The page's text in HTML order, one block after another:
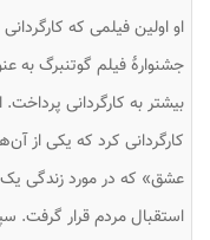
او اولین فیلمی که
جشنوارهٔ فیلم گوتنبرگ به
بیشتر به کارگردانی
کارگردانی کرد که یکی از
عشق» که در مورد زندگی
استقبال مردم قرار گرفت.